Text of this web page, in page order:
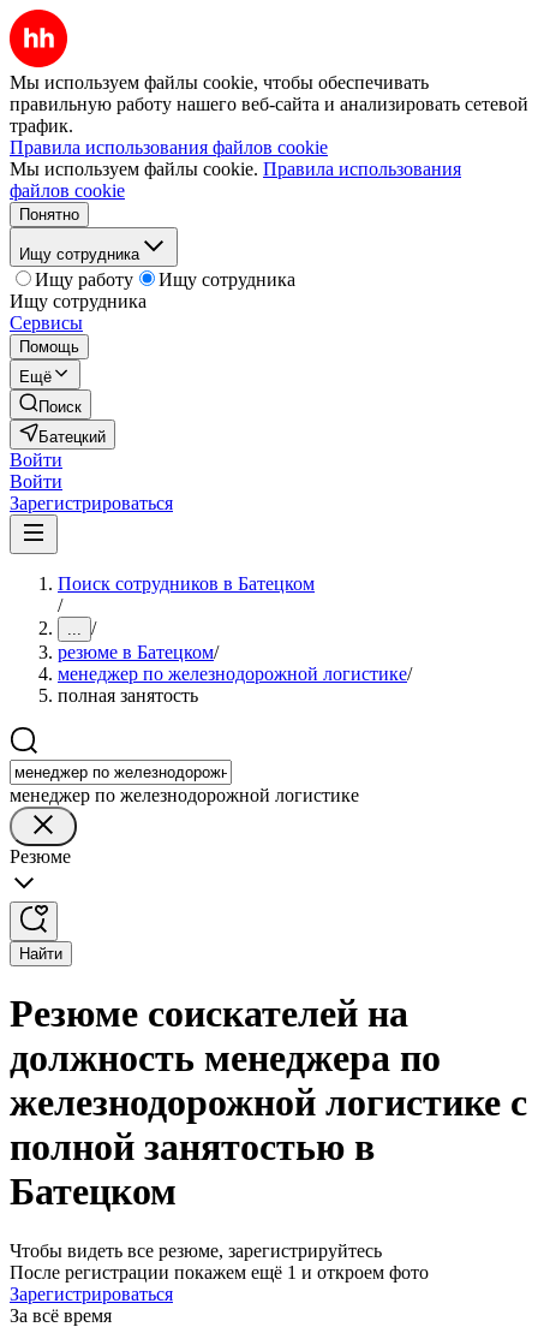
Мы используем файлы cookie, чтобы обеспечивать
правильную работу нашего веб-сайта и анализировать сетевой
трафик.
Правила использования файлов cookie
Мы используем файлы cookie. Правила использования
файлов cookie
Понятно
Ищу сотрудника
Ищу работу
Ищу сотрудника
Ищу сотрудника
Сервисы
Помощь
Ещё
Поиск
Батецкий
Войти
Войти
Зарегистрироваться
Поиск сотрудников в Батецком
/
... /
резюме в Батецком/
менеджер по железнодорожной логистике/
полная занятость
менеджер по железнодорожной логистике
Резюме
Найти
Резюме соискателей на
должность менеджера по
железнодорожной логистике с
полной занятостью в
Батецком
Чтобы видеть все резюме, зарегистрируйтесь
После регистрации покажем ещё 1 и откроем фото
Зарегистрироваться
За всё время